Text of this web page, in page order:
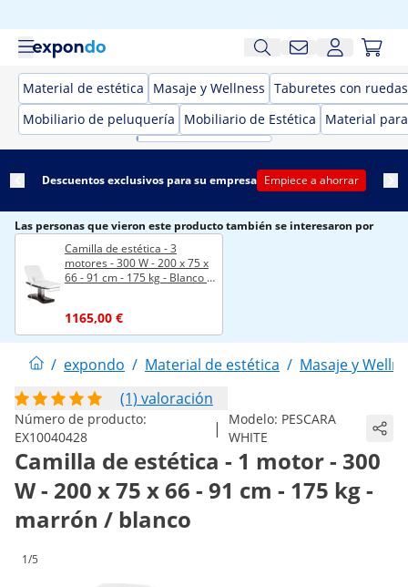
Material de estética Masaje y Wellness Taburetes con
Mobiliario de peluquería
Mobiliario de Estética Material
Descuentos exclusivos para su empresa Empiece a ahorrar
Las personas que vieron este producto también se interesaron por
Camilla de estética - 3
motores - 300 W - 200 x 75 x
66 - 91 cm - 175 kg - Blanco /
1165,00 €
/ expondo / Material de estética / Masaje y
(1) valoración
Número de producto:
EX10040428
| Modelo: PESCARA
WHITE
Camilla de estética - 1 motor - 300
W - 200 x 75 x 66 - 91 cm - 175 kg -
marrón / blanco
1/5